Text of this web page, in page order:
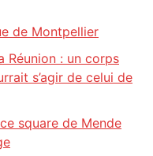
de Montpellier
Réunion : un corps
s’agir de celui de
square de Mende